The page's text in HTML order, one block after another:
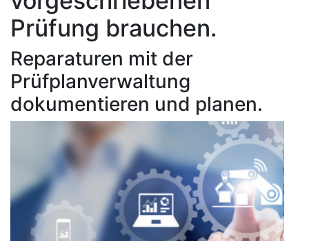
Prüfung brauchen.
Reparaturen mit der
Prüfplanverwaltung
dokumentieren und planen.